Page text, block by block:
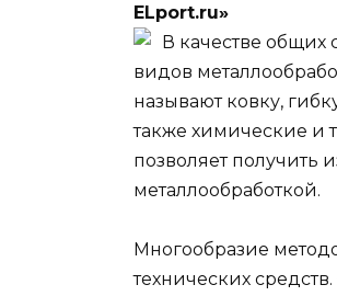
ELport.ru»
В качестве общих
видов
называют ковку,
также химические и
позволяет получить
металлообработкой.
Многообразие
технических